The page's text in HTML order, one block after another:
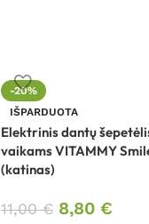
-20%
IŠPARDUOTA
Elektrinis dantų
vaikams VITAMMY
(katinas)
11,00€ 8,80 €